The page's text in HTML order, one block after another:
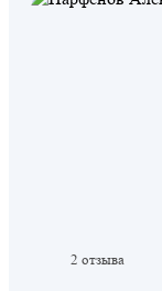
2 отзыва